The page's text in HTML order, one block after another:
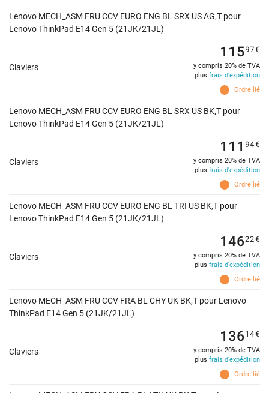
Lenovo MECH_ASM FRU CCV EURO ENG BL SRX US AG,T pour
Lenovo ThinkPad E14 Gen 5 (21JK/21JL)
Claviers
Ordre lié
11597€
y compris 20% de TVA
plus frais d'expédition
Lenovo MECH_ASM FRU CCV EURO ENG BL SRX US BK,T pour
Lenovo ThinkPad E14 Gen 5 (21JK/21JL)
Claviers
Ordre lié
111 94€
y compris 20% de TVA
plus frais d'expédition
Lenovo MECH_ASM FRU CCV EURO ENG BL TRI US BK,T pour
Lenovo ThinkPad E14 Gen 5 (21JK/21JL)
Claviers
Ordre lié
14622€
y compris 20% de TVA
plus frais d'expédition
Lenovo MECH_ASM FRU CCV FRA BL CHY UK BK,T pour Lenovo
ThinkPad E14 Gen 5 (21JK/21JL)
Claviers
Ordre lié
13614€
y compris 20% de TVA
plus frais d'expédition